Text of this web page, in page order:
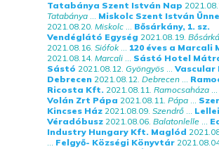
Tatabánya Szent István Nap
Tatabánya ... Miskolc Szent István
2021.08.20. Miskolc ... Bősárkány, 1. sz.
Vendéglátó Egység 2021.08.19.
2021.08.16. Siófok ... 120 éves a Marcali
2021.08.14. Marcali ... Sástó Hotel
Sástó 2021.08.12. Gyöngyös ... Vascular
Debrecen 2021.08.12. Debrecen ...
Ricosta Kft. 2021.08.11. Ramocsaháza ...
Volán Zrt Pápa 2021.08.11. Pápa ...
Kincses Ház 2021.08.09. Szendrő ...
Véradóbusz 2021.08.06. Balatonlelle ...
Industry Hungary Kft. Maglód
... Felgyő- Községi Könyvtár